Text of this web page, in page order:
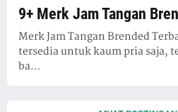
9+ Merk Jam Tangan
Merk Jam Tangan Brended
tersedia untuk kaum pria saja,
ba…